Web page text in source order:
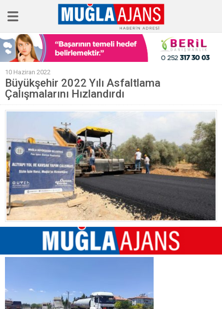
Ana Sayfa
Tüm Haberler
Köşe Yazıları
Sağlık
Künye
10 Haziran 2022
Büyükşehir 2022 Yılı Asfaltlama
Çalışmalarını Hızlandırdı